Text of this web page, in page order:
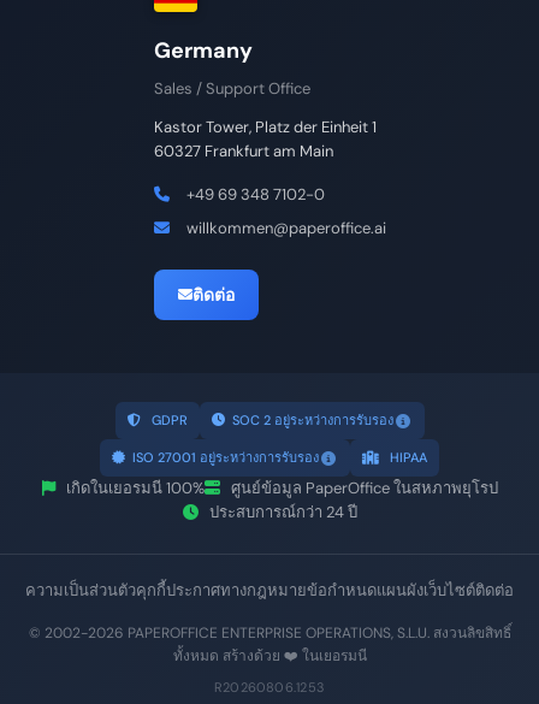
Germany
Sales / Support Office
Kastor Tower, Platz der Einheit 1
60327 Frankfurt am Main
+49 69 348 7102-0
willkommen@paperoffice.ai
ติดต่อ
GDPR SOC 2 อยู่ระหว่างการรับรอง
ISO 27001 อยู่ระหว่างการรับรอง HIPAA
เกิดในเยอรมนี 100%
ศูนย์ข้อมูล PaperOffice ในสหภาพยุโรป
ประสบการณ์กว่า 24 ปี
ความเป็นส่วนตัวคุกกี้ประกาศทางกฎหมายข้อกำหนดแผนผังเว็บไซต์ติดต่อ
© 2002-2026 PAPEROFFICE ENTERPRISE OPERATIONS, S.L.U. สงวนลิขสิทธิ์
ทั้งหมด สร้างด้วย ❤️ ในเยอรมนี
R20260806.1253